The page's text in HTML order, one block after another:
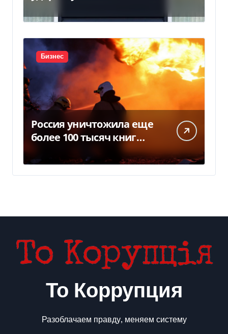
детали
Бизнес
Россия уничтожила еще
более 100 тысяч книг
BookChef: что произошло
То Коррупция
Разоблачаем правду, меняем систему